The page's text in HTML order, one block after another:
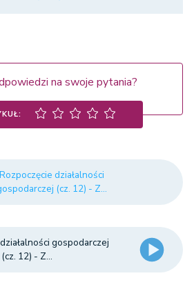
na swoje pytania?
Rozpoczęcie działalności
(cz. 12) - Z...
gospodarczej
(cz. 12) - Z...